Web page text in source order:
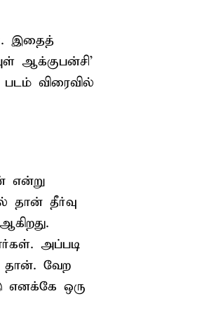
இதைத்
ஆக்குபன்சி'
விரைவில்
என்று
தான் தீர்வு
அப்படி
தான். வேற
எனக்கே ஒரு